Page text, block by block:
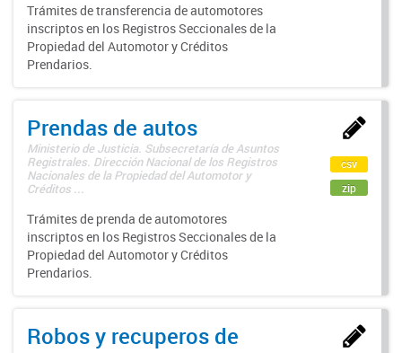
Trámites de transferencia de automotores
inscriptos en los Registros Seccionales de la
Propiedad del Automotor y Créditos
Prendarios.
Prendas de autos
Ministerio de Justicia. Subsecretaría de Asuntos
Registrales. Dirección Nacional de los Registros
Nacionales de la Propiedad del Automotor y
Créditos ...
Trámites de prenda de automotores
inscriptos en los Registros Seccionales de la
Propiedad del Automotor y Créditos
Prendarios.
csv
zip
Robos y recuperos de